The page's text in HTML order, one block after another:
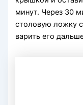
минут. Через 30
столовую ложку
варить его